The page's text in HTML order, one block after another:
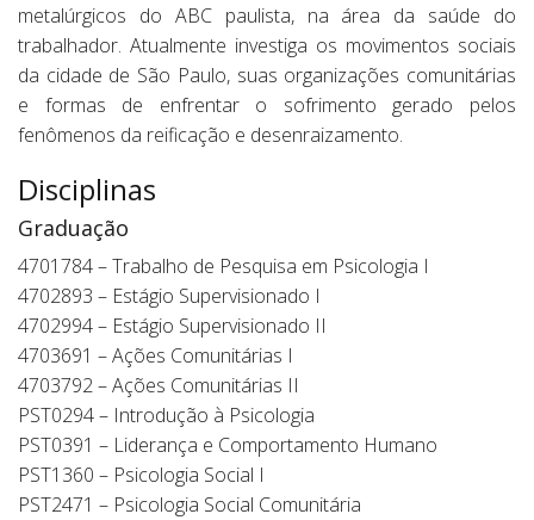
metalúrgicos do ABC paulista, na área da saúde do
trabalhador. Atualmente investiga os movimentos sociais
da cidade de São Paulo, suas organizações comunitárias
e formas de enfrentar o sofrimento gerado pelos
fenômenos da reificação e desenraizamento.
Disciplinas
Graduação
4701784 – Trabalho de Pesquisa em Psicologia I
4702893 – Estágio Supervisionado I
4702994 – Estágio Supervisionado II
4703691 – Ações Comunitárias I
4703792 – Ações Comunitárias II
PST0294 – Introdução à Psicologia
PST0391 – Liderança e Comportamento Humano
PST1360 – Psicologia Social I
PST2471 – Psicologia Social Comunitária